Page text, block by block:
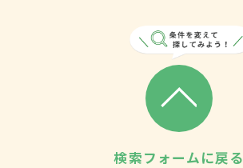
検索フォームに戻る